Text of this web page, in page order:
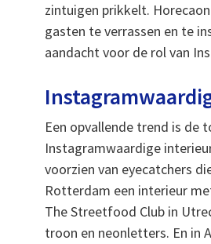
zintuigen prikkelt.
gasten te verrassen en te
aandacht voor de rol van
Een opvallende trend is de
Instagramwaardige
voorzien van eyecatchers
Rotterdam een interieur
The Streetfood Club in
troon en neonletters. En in